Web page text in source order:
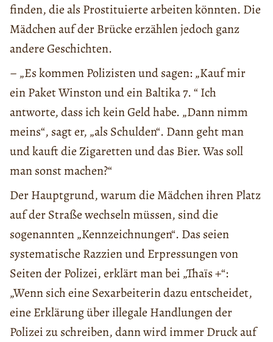
finden, die als Prostituierte arbeiten könnten. Die
Mädchen auf der Brücke erzählen jedoch ganz
andere Geschichten.
– „Es kommen Polizisten und sagen: „Kauf mir
ein Paket Winston und ein Baltika 7. “ Ich
antworte, dass ich kein Geld habe. „Dann nimm
meins“, sagt er, „als Schulden“. Dann geht man
und kauft die Zigaretten und das Bier. Was soll
man sonst machen?“
Der Hauptgrund, warum die Mädchen ihren Platz
auf der Straße wechseln müssen, sind die
sogenannten „Kennzeichnungen“. Das seien
systematische Razzien und Erpressungen von
Seiten der Polizei, erklärt man bei „Thaïs +“:
„Wenn sich eine Sexarbeiterin dazu entscheidet,
eine Erklärung über illegale Handlungen der
Polizei zu schreiben, dann wird immer Druck auf